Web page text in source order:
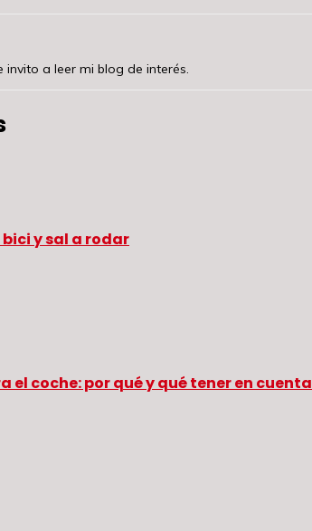
invito a leer mi blog de interés.
y sal a rodar
coche: por qué y qué tener en cuenta